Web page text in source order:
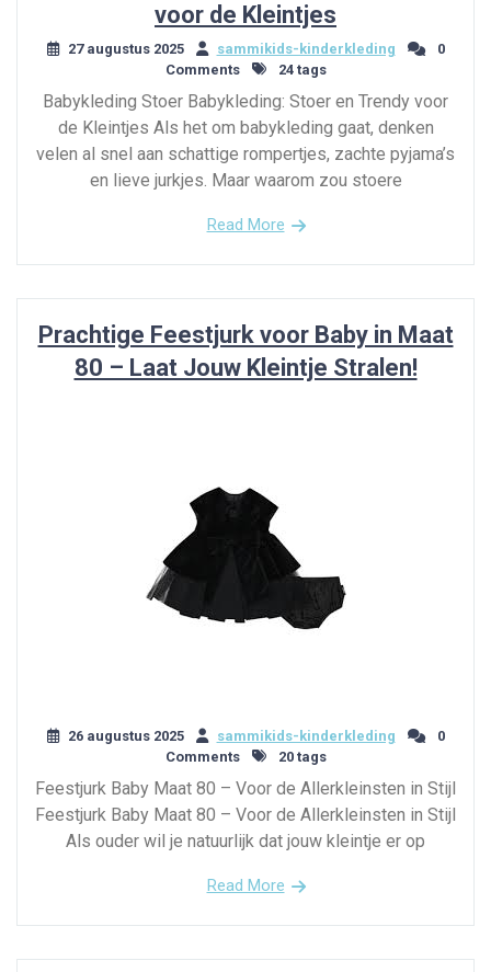
voor de Kleintjes
27 augustus 2025 sammikids-kinderkleding
0
Comments
24 tags
Babykleding Stoer Babykleding: Stoer en Trendy voor
de Kleintjes Als het om babykleding gaat, denken
velen al snel aan schattige rompertjes, zachte pyjama’s
en lieve jurkjes. Maar waarom zou stoere
Read More
Prachtige Feestjurk voor Baby in Maat
80 – Laat Jouw Kleintje Stralen!
26 augustus 2025 sammikids-kinderkleding
0
Comments
20 tags
Feestjurk Baby Maat 80 – Voor de Allerkleinsten in Stijl
Feestjurk Baby Maat 80 – Voor de Allerkleinsten in Stijl
Als ouder wil je natuurlijk dat jouw kleintje er op
Read More